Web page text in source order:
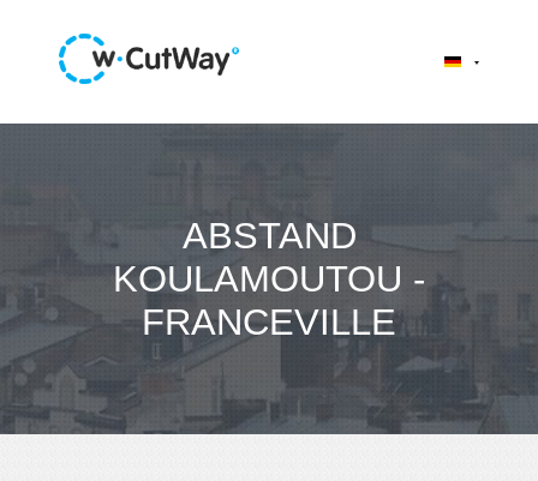
ABSTAND
KOULAMOUTOU -
FRANCEVILLE